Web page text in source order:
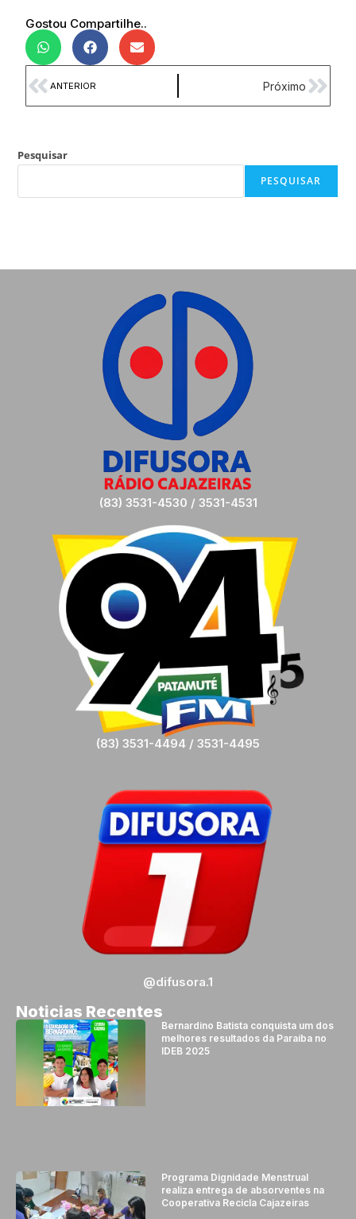
Gostou Compartilhe..
ANTERIOR Próximo
Pesquisar
PESQUISAR
(83) 3531-4530 / 3531-4531
(83) 3531-4494 / 3531-4495
@difusora.1
Noticias Recentes
Bernardino Batista conquista um dos
melhores resultados da Paraíba no
IDEB 2025
Programa Dignidade Menstrual
realiza entrega de absorventes na
Cooperativa Recicla Cajazeiras